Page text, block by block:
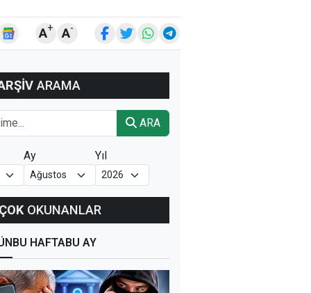
A+ A-
ARAMA
ARA
Ay Yıl
OKUNANLAR
BU HAFTABU AY